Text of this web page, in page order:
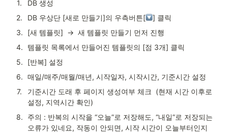
1.
DB 생성
2. DB 우상단 [새로 만들기]의 우측버튼[
] 클릭
3.
[새 템플릿]  →  새 템플릿 만들기 먼저 진행
4.
템플릿 목록에서 만들어진 템플릿의 [점 3개] 클릭
5.
[반복] 설정
6. 매일/매주/매월/매년, 시작일자, 시작시간, 기준시간 설정
7.
기준시간 도래 후 페이지 생성여부 체크  (현재 시간 이후로
설정, 지역시간 확인)
8.
주의 : 반복의 시작을 “오늘”로 저장해도, “내일”로 저장되는
오류가 있네요, 작동이 안되면, 시작 시간이 오늘부터인지